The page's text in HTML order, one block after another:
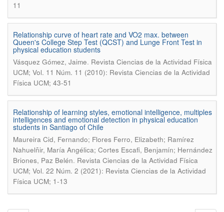
11
Relationship curve of heart rate and VO2 max. between
Queen's College Step Test (QCST) and Lunge Front Test in
physical education students
Vásquez Gómez, Jaime. Revista Ciencias de la Actividad Física
UCM; Vol. 11 Núm. 11 (2010): Revista Ciencias de la Actividad
Física UCM; 43-51
Relationship of learning styles, emotional intelligence, multiples
intelligences and emotional detection in physical education
students in Santiago of Chile
Maureira Cid, Fernando; Flores Ferro, Elizabeth; Ramírez
Nahuelñir, María Angélica; Cortes Escafi, Benjamín; Hernández
Briones, Paz Belén. Revista Ciencias de la Actividad Física
UCM; Vol. 22 Núm. 2 (2021): Revista Ciencias de la Actividad
Física UCM; 1-13